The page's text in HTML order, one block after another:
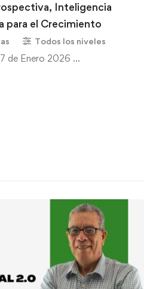
Inteligencia
para el Crecimiento
Todos los niveles
de Enero 2026 …